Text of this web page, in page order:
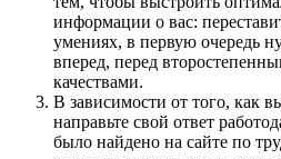
информации о вас:
умениях, в первую очередь
вперед, перед
качествами.
В зависимости от того, как
направьте свой ответ
было найдено на сайте по